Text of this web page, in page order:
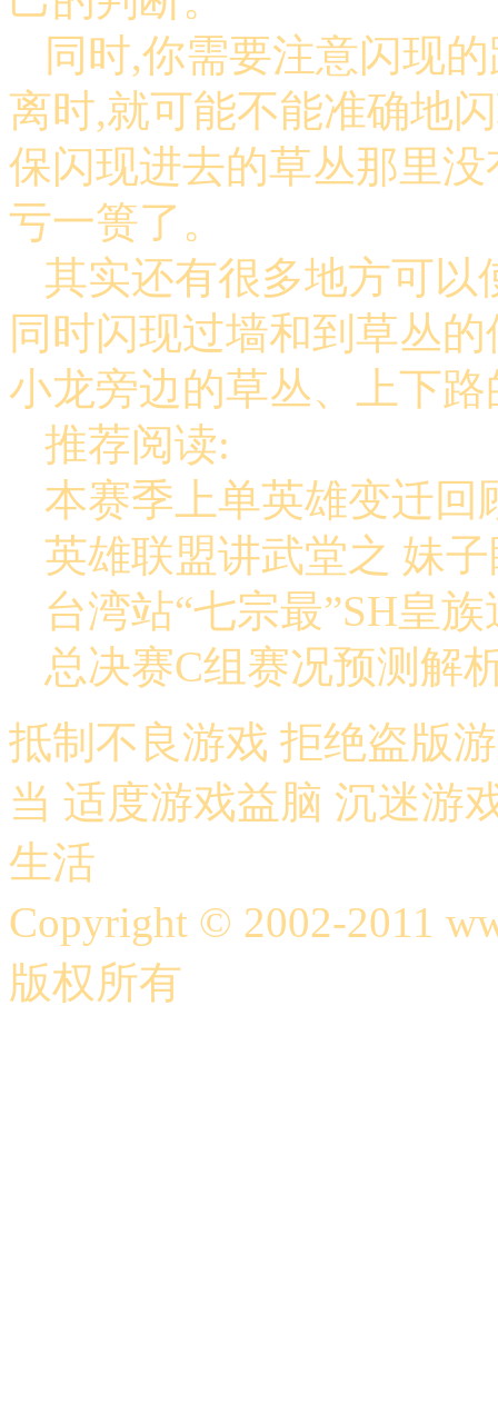
同时,你需要注意闪现
离时,就可能不能准确地
保闪现进去的草丛那里
亏一篑了。
其实还有很多地方可以
同时闪现过墙和到草丛
小龙旁边的草丛、上下
推荐阅读:
本赛季上单英雄变迁回
英雄联盟讲武堂之 妹
台湾站“七宗最”SH皇
总决赛C组赛况预测解
抵制不良游戏 拒绝盗版
当 适度游戏益脑 沉迷游
生活
Copyright © 2002-2011
版权所有